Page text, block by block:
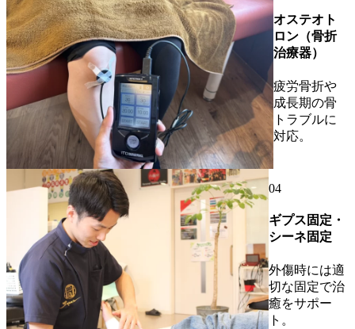
オステオト
ロン（骨折
治療器）
疲労骨折や
成長期の骨
トラブルに
対応。
04
ギプス固定・
シーネ固定
外傷時には適
切な固定で治
癒をサポー
ト。